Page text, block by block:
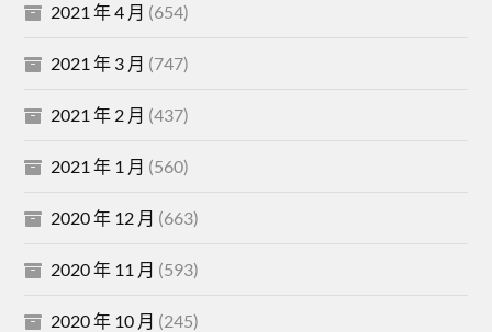
2021 年 4 月 (654)
2021 年 3 月 (747)
2021 年 2 月 (437)
2021 年 1 月 (560)
2020 年 12 月 (663)
2020 年 11 月 (593)
2020 年 10 月 (245)